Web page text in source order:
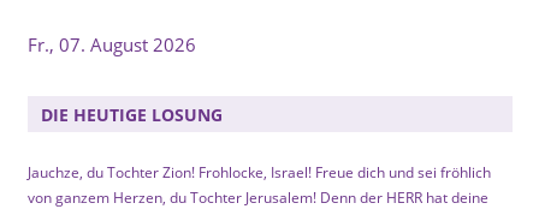
Fr., 07. August 2026
DIE HEUTIGE LOSUNG
Jauchze, du Tochter Zion! Frohlocke, Israel! Freue dich und sei fröhlich
von ganzem Herzen, du Tochter Jerusalem! Denn der HERR hat deine